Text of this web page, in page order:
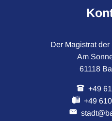
Der Magistrat
Am
61118
+49
+49